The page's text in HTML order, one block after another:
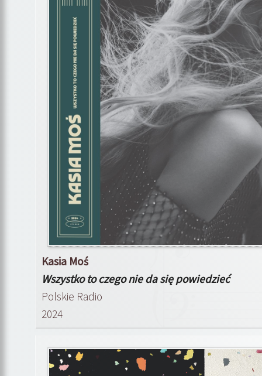
Kasia Moś
Wszystko to czego nie da się powiedzieć
Polskie Radio
2024